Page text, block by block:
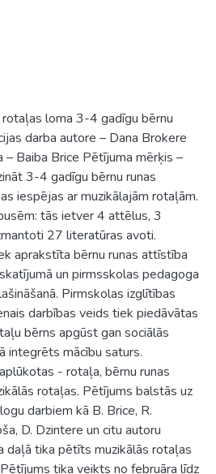
loma 3-4 gadīgu bērnu
darba autore – Dana Brokere
– Baiba Brice Pētījuma mērķis –
3-4 gadīgu bērnu runas
iespējas ar muzikālajām rotaļām.
tās ietver 4 attēlus, 3
27 literatūras avoti.
aprakstīta bērnu runas attīstība
un pirmsskolas pedagoga
Pirmskolas izglītības
darbības veids tiek piedāvātas
bērns apgūst gan sociālās
integrēts mācību saturs.
- rotaļa, bērnu runas
rotaļas. Pētījums balstās uz
darbiem kā B. Brice, R.
D. Dzintere un citu autoru
daļā tika pētīts muzikālās rotaļas
tika veikts no februāra līdz